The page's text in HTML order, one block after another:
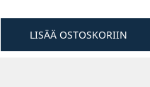
LISÄÄ OSTOSKORIIN